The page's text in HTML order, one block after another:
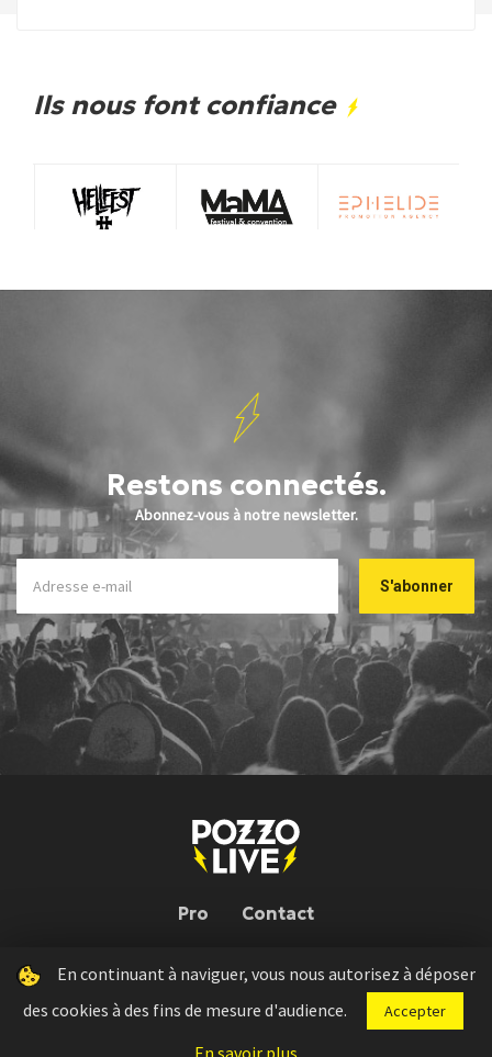
Ils nous font confiance
Restons connectés.
Abonnez-vous à notre newsletter.
Pro Contact
Pozzo Live © 2026 | Conception : Pozzo Team, avec l'aide deBloop
Press kit Règlement concours Mentions légales
En continuant à naviguer, vous nous autorisez à déposer
des cookies à des fins de mesure d'audience.
Accepter
En savoir plus